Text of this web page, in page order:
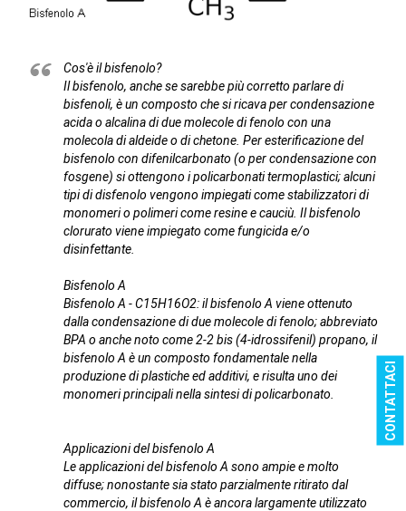
Cos'è il bisfenolo?
Il bisfenolo, anche se sarebbe più corretto parlare di
bisfenoli, è un composto che si ricava per condensazione
acida o alcalina di due molecole di fenolo con una
molecola di aldeide o di chetone. Per esterificazione del
bisfenolo con difenilcarbonato (o per condensazione con
fosgene) si ottengono i policarbonati termoplastici; alcuni
tipi di disfenolo vengono impiegati come stabilizzatori di
monomeri o polimeri come resine e cauciù. Il bisfenolo
clorurato viene impiegato come fungicida e/o
disinfettante.
Bisfenolo A
Bisfenolo A - C15H16O2: il bisfenolo A viene ottenuto
dalla condensazione di due molecole di fenolo; abbreviato
BPA o anche noto come 2-2 bis (4-idrossifenil) propano, il
bisfenolo A è un composto fondamentale nella
produzione di plastiche ed additivi, e risulta uno dei
monomeri principali nella sintesi di policarbonato.
Applicazioni del bisfenolo A
Le applicazioni del bisfenolo A sono ampie e molto
diffuse; nonostante sia stato parzialmente ritirato dal
commercio, il bisfenolo A è ancora largamente utilizzato
CONTATTACI